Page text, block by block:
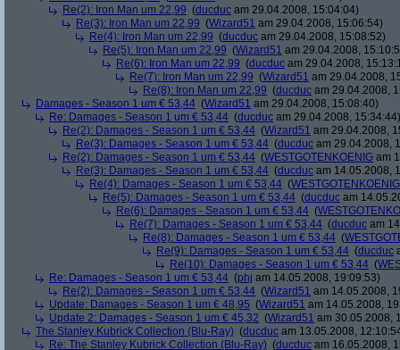
Re(2): Iron Man um 22,99 (ducduc am 29.04.2008, 15:04:04)
Re(3): Iron Man um 22,99 (Wizard51 am 29.04.2008, 15:06:54)
Re(4): Iron Man um 22,99 (ducduc am 29.04.2008, 15:08:52)
Re(5): Iron Man um 22,99 (Wizard51 am 29.04.2008,
Re(6): Iron Man um 22,99 (ducduc am 29.04.2008,
Re(7): Iron Man um 22,99 (Wizard51 am 29.04.2008,
Re(8): Iron Man um 22,99 (ducduc am 29.04.2008,
Damages - Season 1 um € 53,44 (Wizard51 am 29.04.2008, 15:08:40)
Re: Damages - Season 1 um € 53,44 (ducduc am 29.04.2008, 15:34:44)
Re(2): Damages - Season 1 um € 53,44 (Wizard51 am 29.04.2008,
Re(3): Damages - Season 1 um € 53,44 (ducduc am 29.04.2008,
Re(2): Damages - Season 1 um € 53,44 (WESTGOTENKOENIG am
Re(3): Damages - Season 1 um € 53,44 (ducduc am 14.05.2008,
Re(4): Damages - Season 1 um € 53,44 (WESTGOTENKOENIG
Re(5): Damages - Season 1 um € 53,44 (ducduc am
Re(6): Damages - Season 1 um € 53,44 (
Re(7): Damages - Season 1 um € 53,44 (ducduc am
Re(8): Damages - Season 1 um € 53,44 (
Re(9): Damages - Season 1 um € 53,44 (ducduc
Re(10): Damages - Season 1 um € 53,44 (
Re: Damages - Season 1 um € 53,44 (phj am 14.05.2008, 19:09:53)
Re(2): Damages - Season 1 um € 53,44 (Wizard51 am 14.05.2008,
Update: Damages - Season 1 um € 48,95 (Wizard51 am 14.05.2008,
Update 2: Damages - Season 1 um € 45,32 (Wizard51 am 30.05.2008,
The Stanley Kubrick Collection (Blu-Ray) (ducduc am 13.05.2008,
Re: The Stanley Kubrick Collection (Blu-Ray) (ducduc am 16.05.2008,